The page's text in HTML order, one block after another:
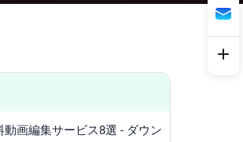
動画編集サービス8選 - ダウン